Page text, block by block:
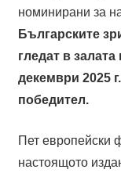
номинирани за
Българските
гледат в
декември 2025
победител.
Пет европейски
настоящото